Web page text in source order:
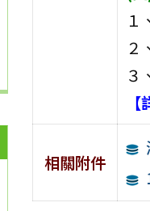
１
２
３
相關附件